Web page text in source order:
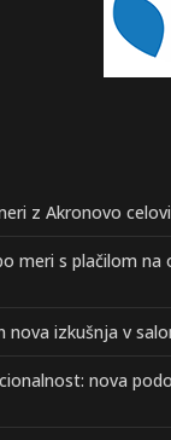
z Akronovo
meri s plačilom na
nova izkušnja v
nova